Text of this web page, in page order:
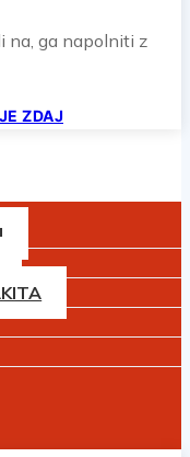
na, ga napolniti z
ZDAJ